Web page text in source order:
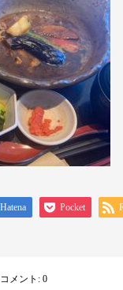
Hatena Pocket
コメント: 0